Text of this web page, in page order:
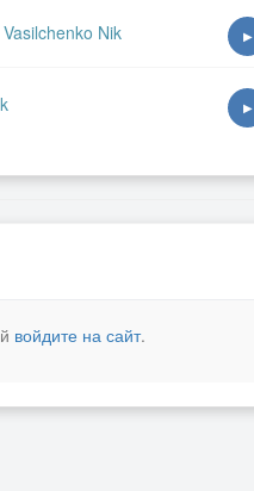
Vasilchenko Nik ▶
▶
войдите на сайт.